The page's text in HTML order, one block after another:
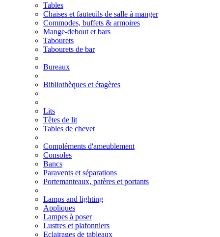
Tables
Chaises et fauteuils de salle à manger
Commodes, buffets & armoires
Mange-debout et bars
Tabourets
Tabourets de bar
Bureaux
Bibliothèques et étagères
Lits
Têtes de lit
Tables de chevet
Compléments d'ameublement
Consoles
Bancs
Paravents et séparations
Portemanteaux, patères et portants
Lamps and lighting
Appliques
Lampes à poser
Lustres et plafonniers
Eclairages de tableaux